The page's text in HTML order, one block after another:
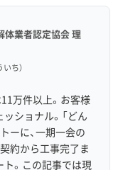
体業者認定協会 理
ち）
万件以上。お客様
ショナル。「どん
ーに、一期一会の
約から工事完了ま
。この記事では現